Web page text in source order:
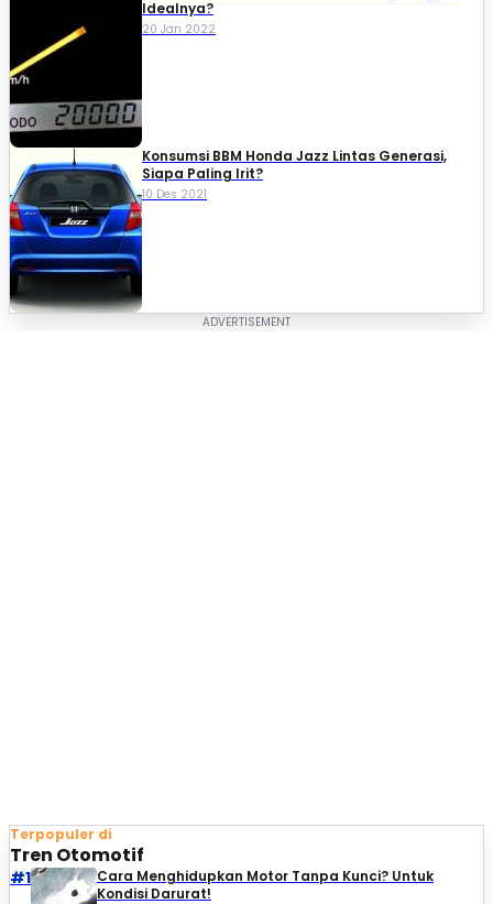
Idealnya?
20 Jan 2022
Konsumsi BBM Honda Jazz Lintas Generasi,
Siapa Paling Irit?
10 Des 2021
Terpopuler di
Tren Otomotif
#1
Cara Menghidupkan Motor Tanpa Kunci? Untuk
Kondisi Darurat!